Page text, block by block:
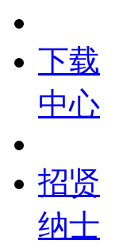
下载
中心
招贤
纳士